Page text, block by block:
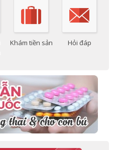
Khám tiền sản Hỏi đáp